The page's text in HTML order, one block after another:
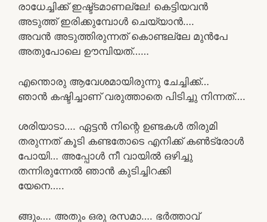
രാധേച്ചിക്ക് ഇഷ്ട്ടമാണല്ലേ! കെട്ടിയവൻ
അടുത്ത് ഇരിക്കുമ്പോൾ ചെയ്യാൻ….
അവൻ അടുത്തിരുന്നത് കൊണ്ടല്ലേ മുൻപേ
അതുപോലെ ഊമ്പിയത്‌……
എന്തൊരു ആവേശമായിരുന്നു ചേച്ചിക്ക്…
ഞാൻ കഷ്ടിച്ചാണ് വരുത്താതെ പിടിച്ചു നിന്നത്….
ശരിയാടാ…. ഏട്ടൻ നിന്റെ ഉണ്ടകൾ തിരുമി
തരുന്നത് കൂടി കണ്ടതോടെ എനിക്ക് കൺട്രോൾ
പോയി… അപ്പോൾ നീ വായിൽ ഒഴിച്ചു
തന്നിരുന്നേൽ ഞാൻ കുടിച്ചിറക്കി
യേനെ…..
ങ്ങും…. അതും ഒരു രസമാ…. ഭർത്താവ്